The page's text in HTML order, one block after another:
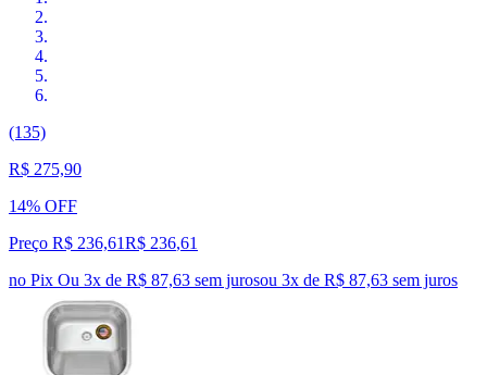
(135)
R$ 275,90
14% OFF
Preço R$ 236,61R$ 236,61
no Pix Ou 3x de R$ 87,63 sem jurosou 3x de R$ 87,63 sem juros